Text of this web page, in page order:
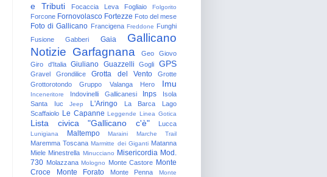
e Tributi
Focaccia Leva Fogliaio Folgorito
Forcone Fornovolasco Fortezze Foto del mese
Foto di Gallicano Francigena Freddone Funghi
Fusione
Gabberi Gaia
Gallicano
Notizie Garfagnana Geo
Giovo
Giro d'Italia
Giuliano Guazzelli Gogli GPS
Gravel Grondilice Grotta del Vento
Grotte
Grottorotondo
Gruppo Valanga Hero Imu
Inceneritore Indovinelli Gallicanesi Inps
Isola
Santa
Iuc Jeep L'Aringo La Barca
Lago
Scaffaiolo Le Capanne Leggende Linea Gotica
Lista civica "Gallicano c'è" Lucca
Lunigiana Maltempo Maraini Marche Trail
Maremma Toscana Marmitte dei Giganti Matanna
Miele Minestrella Minucciano Misericordia Mod.
730 Molazzana Mologno Monte Castore Monte
Croce
Monte Forato Monte Penna
Monte